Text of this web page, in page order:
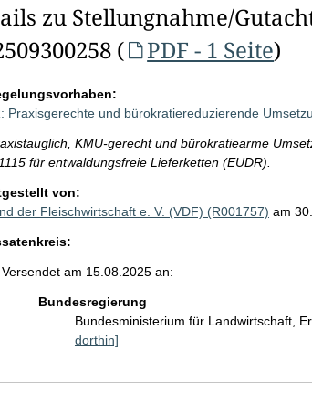
zu Stellungnahme/
(
PDF - 1 Seite)
Praxisgerechte und bürokratiereduzierende
KMU-gerecht und bürokratiearme
für entwaldungsfreie Lieferketten (EUDR).
von:
der Fleischwirtschaft e. V. (VDF) (R001757) am
Versendet am 15.08.2025 an:
Bundesregierung
Bundesministerium für Landwirtschaft,
dorthin]